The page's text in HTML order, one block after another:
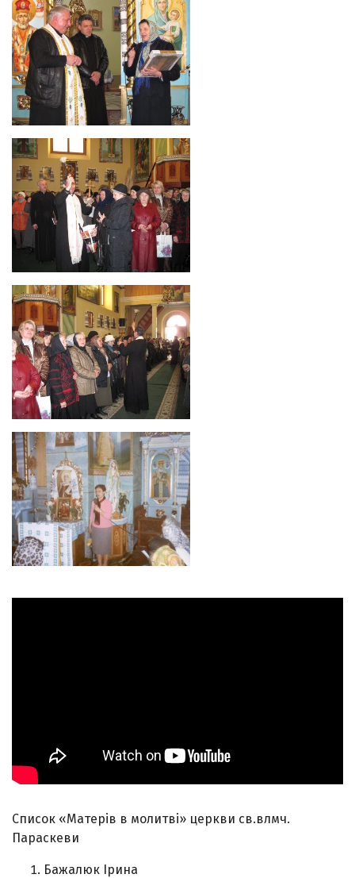
Список «Матерів в молитві» церкви св.влмч.
Параскеви
Бажалюк Ірина